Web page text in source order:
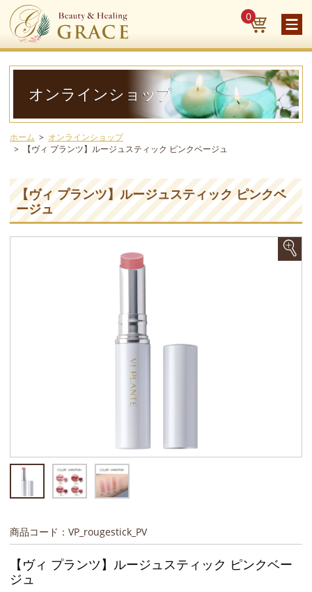
0
オンラインショップ
ホーム
オンラインショップ
【ヴィ プランツ】ルージュスティック ピンクベージュ
【ヴィ プランツ】ルージュスティック ピンクベ
ージュ
商品コード：VP_rougestick_PV
【ヴィ プランツ】ルージュスティック ピンクベー
ジュ